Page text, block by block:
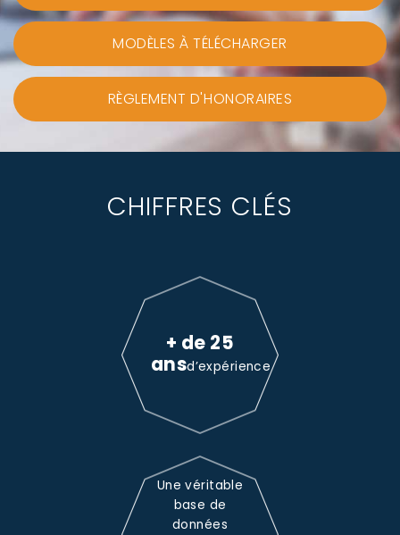
MODÈLES À TÉLÉCHARGER
RÈGLEMENT D'HONORAIRES
CHIFFRES CLÉS
+ de 25
ansd’expérience
Une véritable
base de
données